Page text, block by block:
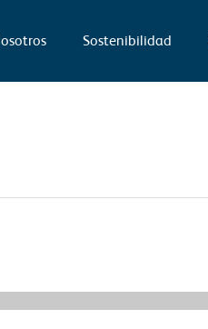
Sostenibilidad